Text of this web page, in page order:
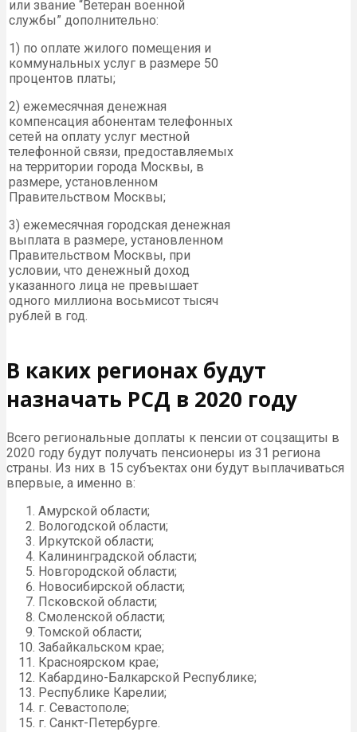
или звание “Ветеран военной
службы” дополнительно:
1) по оплате жилого помещения и
коммунальных услуг в размере 50
процентов платы;
2) ежемесячная денежная
компенсация абонентам телефонных
сетей на оплату услуг местной
телефонной связи, предоставляемых
на территории города Москвы, в
размере, установленном
Правительством Москвы;
3) ежемесячная городская денежная
выплата в размере, установленном
Правительством Москвы, при
условии, что денежный доход
указанного лица не превышает
одного миллиона восьмисот тысяч
рублей в год.
В каких регионах будут
назначать РСД в 2020 году
Всего региональные доплаты к пенсии от соцзащиты в
2020 году будут получать пенсионеры из 31 региона
страны. Из них в 15 субъектах они будут выплачиваться
впервые, а именно в:
Амурской области;
Вологодской области;
Иркутской области;
Калининградской области;
Новгородской области;
Новосибирской области;
Псковской области;
Смоленской области;
Томской области;
Забайкальском крае;
Красноярском крае;
Кабардино-Балкарской Республике;
Республике Карелии;
г. Севастополе;
г. Санкт-Петербурге.